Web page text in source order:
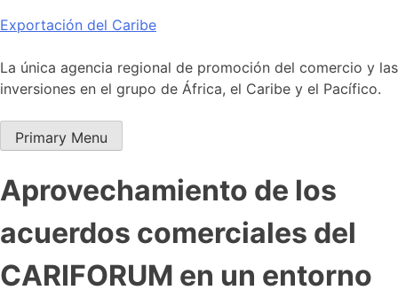
Skip
content
Exportación del Caribe
La única agencia regional de promoción del comercio y las
inversiones en el grupo de África, el Caribe y el Pacífico.
Primary Menu
Aprovechamiento de los
acuerdos comerciales del
CARIFORUM en un entorno